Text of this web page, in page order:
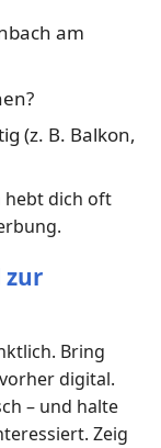
am
(z. B. Balkon,
hebt dich oft
zur
Bring
digital.
– und halte
Zeig